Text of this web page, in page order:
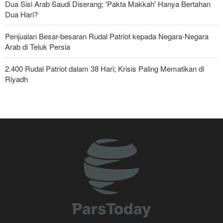
Dua Sisi Arab Saudi Diserang; 'Pakta Makkah' Hanya Bertahan
Dua Hari?
Penjualan Besar-besaran Rudal Patriot kepada Negara-Negara
Arab di Teluk Persia
2.400 Rudal Patriot dalam 38 Hari; Krisis Paling Mematikan di
Riyadh
Terdepan Keamanan Perbatasan Iran
Bantuan Obat-obatan dari 11 Negara untuk Iran di Masa Perang
Yahya Saree: Operasi Khusus di Al-Mokha—Puluhan Pasukan
Operasi terbaru Militer Yaman; Kilang Aramco di Jizan Jadi